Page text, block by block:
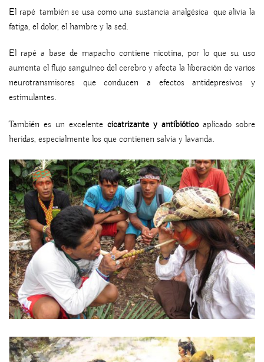
El rapé también se usa como una sustancia analgésica que alivia la
fatiga, el dolor, el hambre y la sed.
El rapé a base de mapacho contiene nicotina, por lo que su uso
aumenta el flujo sanguíneo del cerebro y afecta la liberación de varios
neurotransmisores que conducen a efectos antidepresivos y
estimulantes.
También es un excelente cicatrizante y antibióticoaplicado sobre
heridas, especialmente los que contienen salvia y lavanda.